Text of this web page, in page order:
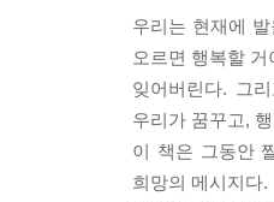
어디에 있든, 무
전해주기를….
---p.216
우리는 현재에
오르면 행복할
잊어버린다. 그
우리가 꿈꾸고,
이 책은 그동안
희망의 메시지다.